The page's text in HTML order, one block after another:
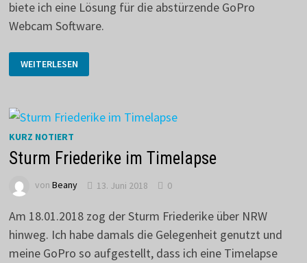
biete ich eine Lösung für die abstürzende GoPro
Webcam Software.
WEBCAM
FUNKTIONIERT
WEITERLESEN
KURZ NOTIERT
Sturm Friederike im Timelapse
von Beany 13. Juni 2018 0
Am 18.01.2018 zog der Sturm Friederike über NRW
hinweg. Ich habe damals die Gelegenheit genutzt und
meine GoPro so aufgestellt, dass ich eine Timelapse